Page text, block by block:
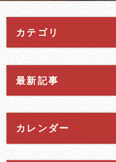
カテゴリ
最新記事
カレンダー